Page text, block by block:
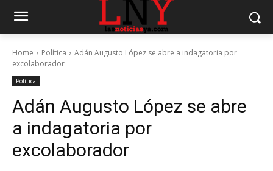
Home Política
Adán Augusto López se abre a indagatoria por
excolaborador
Política
Adán Augusto López se abre
a indagatoria por
excolaborador